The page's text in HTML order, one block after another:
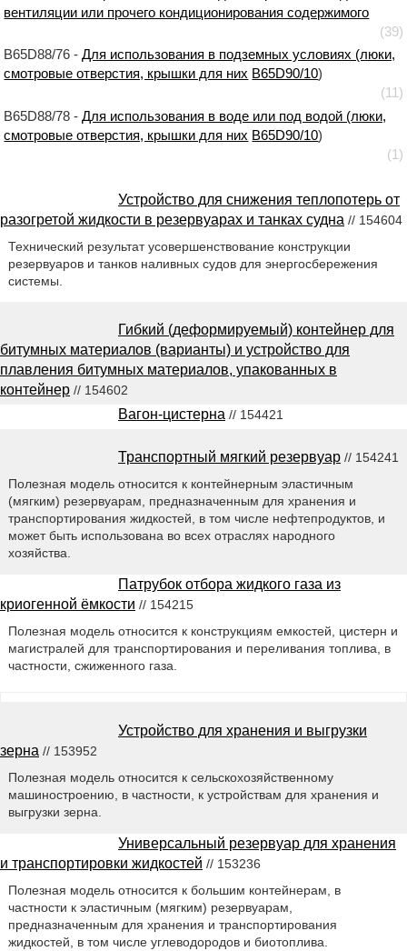
вентиляции или прочего кондиционирования содержимого
(39)
B65D88/76 -Для использования в подземных условиях (люки,
смотровые отверстия, крышки для них B65D90/10)
(11)
B65D88/78 -Для использования в воде или под водой (люки,
смотровые отверстия, крышки для них B65D90/10)
(1)
Устройство для снижения теплопотерь от
разогретой жидкости в резервуарах и танках судна // 154604
Технический результат усовершенствование конструкции
резервуаров и танков наливных судов для энергосбережения
системы.
Гибкий (деформируемый) контейнер для
битумных материалов (варианты) и устройство для
плавления битумных материалов, упакованных в
контейнер // 154602
Вагон-цистерна // 154421
Транспортный мягкий резервуар // 154241
Полезная модель относится к контейнерным эластичным
(мягким) резервуарам, предназначенным для хранения и
транспортирования жидкостей, в том числе нефтепродуктов, и
может быть использована во всех отраслях народного
хозяйства.
Патрубок отбора жидкого газа из
криогенной ёмкости // 154215
Полезная модель относится к конструкциям емкостей, цистерн и
магистралей для транспортирования и переливания топлива, в
частности, сжиженного газа.
Устройство для хранения и выгрузки
зерна // 153952
Полезная модель относится к сельскохозяйственному
машиностроению, в частности, к устройствам для хранения и
выгрузки зерна.
Универсальный резервуар для хранения
и транспортировки жидкостей // 153236
Полезная модель относится к большим контейнерам, в
частности к эластичным (мягким) резервуарам,
предназначенным для хранения и транспортирования
жидкостей, в том числе углеводородов и биотоплива.